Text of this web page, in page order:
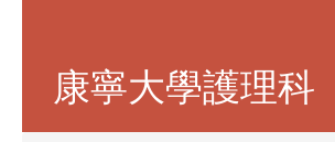
容
康寧大學護理科